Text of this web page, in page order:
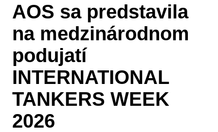
AOS sa predstavila
na medzinárodnom
podujatí
INTERNATIONAL
TANKERS WEEK
2026